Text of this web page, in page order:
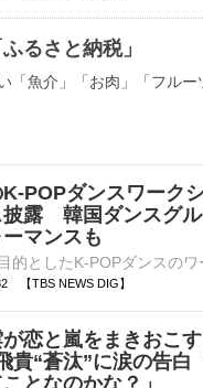
るさと納税」
「魚介」「お肉」「フルー
K-POPダンスワー
披露 韓国ダンスグ
マンスも
【TBS NEWS DIG】
が恋と嵐をまきおこ
貴“蒼汰”に涙の告
となのかな？」